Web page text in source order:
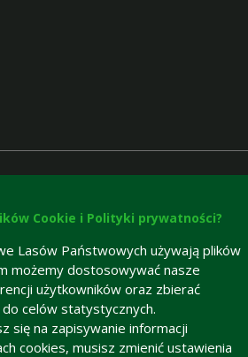
Deklaracja dostępności
Cookie i Polityki prywatności?
Lasów Państwowych używają plików
możemy dostosowywać nasze
użytkowników oraz zbierać
celów statystycznych.
się na zapisywanie informacji
cookies, musisz zmienić ustawienia